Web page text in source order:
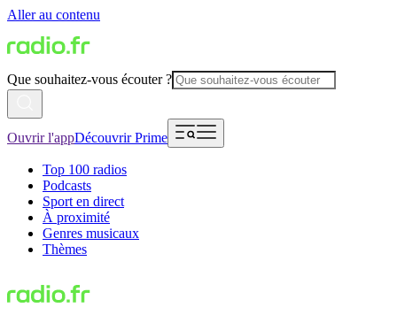
Aller au contenu
Que souhaitez-vous écouter ?
Ouvrir l'appDécouvrir Prime
Top 100 radios
Podcasts
Sport en direct
À proximité
Genres musicaux
Thèmes